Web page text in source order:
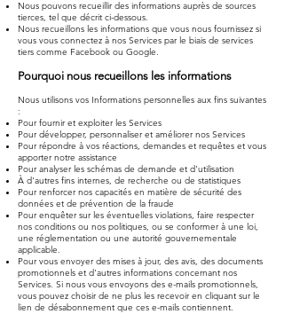
Nous pouvons recueillir des informations auprès de sources
tierces, tel que décrit ci-dessous.
Nous recueillons les informations que vous nous fournissez si
vous vous connectez à nos Services par le biais de services
tiers comme Facebook ou Google.
Pourquoi nous recueillons les informations
Nous utilisons vos Informations personnelles aux fins suivantes
:
Pour fournir et exploiter les Services
Pour développer, personnaliser et améliorer nos Services
Pour répondre à vos réactions, demandes et requêtes et vous
apporter notre assistance
Pour analyser les schémas de demande et d'utilisation
À d'autres fins internes, de recherche ou de statistiques
Pour renforcer nos capacités en matière de sécurité des
données et de prévention de la fraude
Pour enquêter sur les éventuelles violations, faire respecter
nos conditions ou nos politiques, ou se conformer à une loi,
une réglementation ou une autorité gouvernementale
applicable.
Pour vous envoyer des mises à jour, des avis, des documents
promotionnels et d'autres informations concernant nos
Services. Si nous vous envoyons des e-mails promotionnels,
vous pouvez choisir de ne plus les recevoir en cliquant sur le
lien de désabonnement que ces e-mails contiennent.